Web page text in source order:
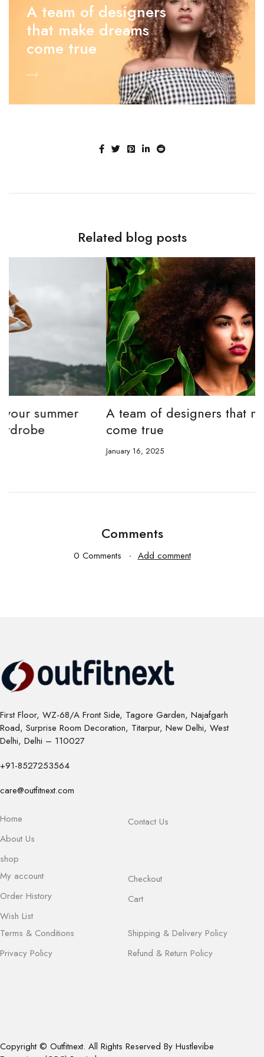
A team of designers
that make dreams
come true
Related blog posts
A team of designers that make dreams
come true
Comments
0 Comments Add comment
First Floor, WZ-68/A Front Side, Tagore Garden, Najafgarh
Road, Surprise Room Decoration, Titarpur, New Delhi, West
Delhi, Delhi – 110027
+91-8527253564
care@outfitnext.com
Home
About Us
shop
Contact Us
My account
Order History
Wish List
Checkout
Cart
Terms & Conditions
Privacy Policy
Shipping & Delivery Policy
Refund & Return Policy
Copyright © Outfitnext. All Rights Reserved By Hustlevibe